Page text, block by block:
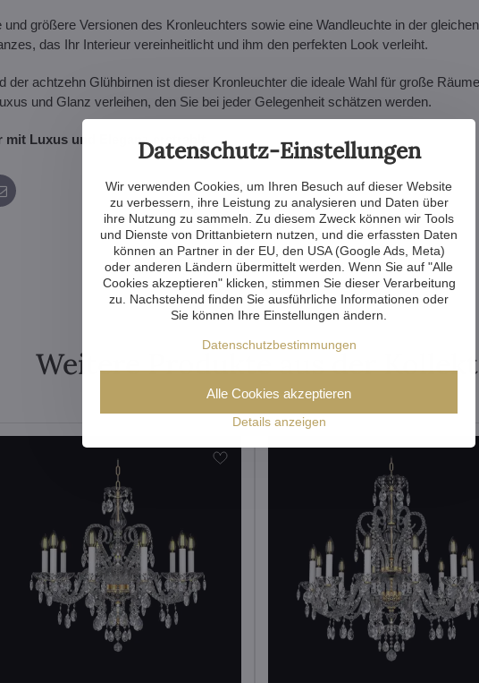
größere Versionen des Kronleuchters sowie eine Wandleuchte in der gleichen
das Ihr Interieur vereinheitlicht und ihm den perfekten Look verleiht.
der achtzehn Glühbirnen ist dieser Kronleuchter die ideale Wahl für große
und Glanz verleihen, den Sie bei jeder Gelegenheit schätzen werden.
Luxus und Eleganz erstrahlt.
Weitere Produkte aus der
Datenschutz-Einstellungen
Wir verwenden Cookies, um Ihren Besuch auf dieser Website
zu verbessern, ihre Leistung zu analysieren und Daten über
ihre Nutzung zu sammeln. Zu diesem Zweck können wir Tools
und Dienste von Drittanbietern nutzen, und die erfassten Daten
können an Partner in der EU, den USA (Google Ads, Meta)
oder anderen Ländern übermittelt werden. Wenn Sie auf "Alle
Cookies akzeptieren" klicken, stimmen Sie dieser Verarbeitung
zu. Nachstehend finden Sie ausführliche Informationen oder
Sie können Ihre Einstellungen ändern.
Datenschutzbestimmungen
Details anzeigen
Alle Cookies akzeptieren